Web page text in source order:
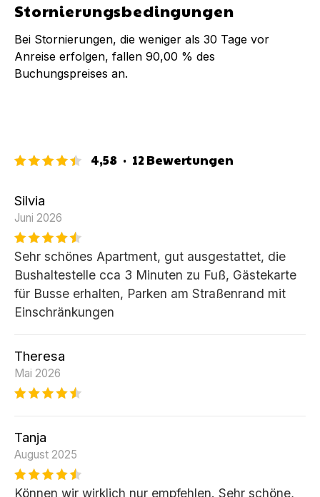
Stornierungsbedingungen
Bei Stornierungen, die weniger als 30 Tage vor
Anreise erfolgen, fallen 90,00 % des
Buchungspreises an.
4,58 · 12Bewertungen
Silvia
Juni 2026
Sehr schönes Apartment, gut ausgestattet, die
Bushaltestelle cca 3 Minuten zu Fuß, Gästekarte
für Busse erhalten, Parken am Straßenrand mit
Einschränkungen
Theresa
Mai 2026
Tanja
August 2025
Können wir wirklich nur empfehlen. Sehr schöne,